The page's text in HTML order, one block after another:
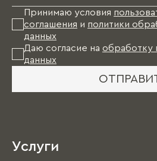
Принимаю условия
соглашения и политики
данных
Даю согласие на обработку
данных
Услуги